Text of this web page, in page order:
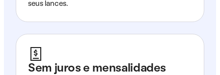
seus lances.
Sem juros e mensalidades